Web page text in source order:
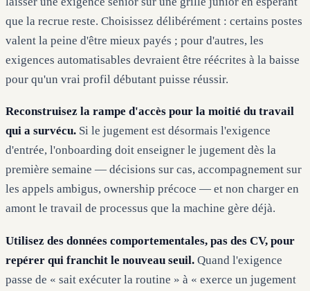
que la recrue reste. Choisissez délibérément : certains postes
valent la peine d'être mieux payés ; pour d'autres, les
exigences automatisables devraient être réécrites à la baisse
pour qu'un vrai profil débutant puisse réussir.
Reconstruisez la rampe d'accès pour la moitié du travail
qui a survécu. Si le jugement est désormais l'exigence
d'entrée, l'onboarding doit enseigner le jugement dès la
première semaine — décisions sur cas, accompagnement sur
les appels ambigus, ownership précoce — et non charger en
amont le travail de processus que la machine gère déjà.
Utilisez des données comportementales, pas des CV, pour
repérer qui franchit le nouveau seuil. Quand l'exigence
passe de « sait exécuter la routine » à « exerce un jugement